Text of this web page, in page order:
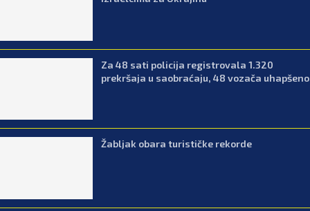
Za 48 sati policija registrovala 1.320
prekršaja u saobraćaju, 48 vozača uhapšeno
Žabljak obara turističke rekorde